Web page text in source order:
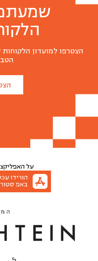
שמעתם
הצטרפו למועדון
על
הורידו
באפ סטור